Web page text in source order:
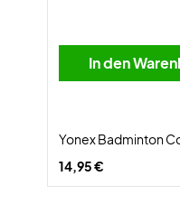
In den
Yonex Badminton
14,95 €